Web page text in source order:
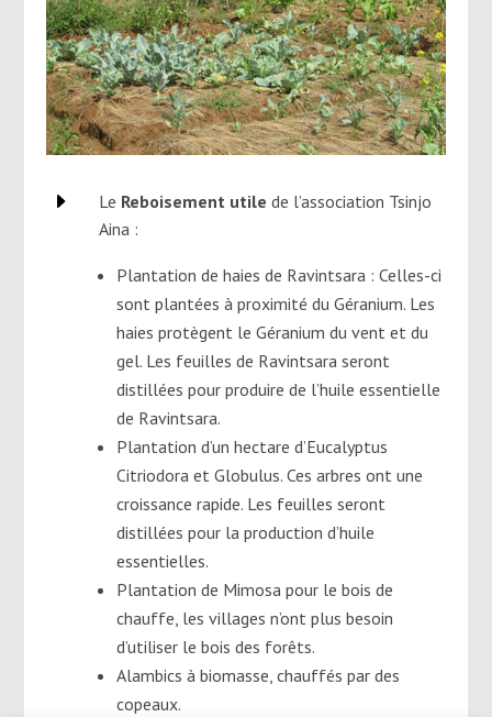
E Le Reboisement utile de l’association Tsinjo
Aina :
Plantation de haies de Ravintsara : Celles-ci
sont plantées à proximité du Géranium. Les
haies protègent le Géranium du vent et du
gel. Les feuilles de Ravintsara seront
distillées pour produire de l’huile essentielle
de Ravintsara.
Plantation d’un hectare d’Eucalyptus
Citriodora et Globulus. Ces arbres ont une
croissance rapide. Les feuilles seront
distillées pour la production d’huile
essentielles.
Plantation de Mimosa pour le bois de
chauffe, les villages n’ont plus besoin
d’utiliser le bois des forêts.
Alambics à biomasse, chauffés par des
copeaux.